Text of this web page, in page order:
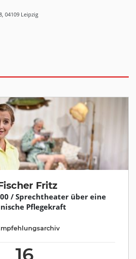
04109 Leipzig
Fritz
/ Sprechtheater über eine
Pflegekraft
16